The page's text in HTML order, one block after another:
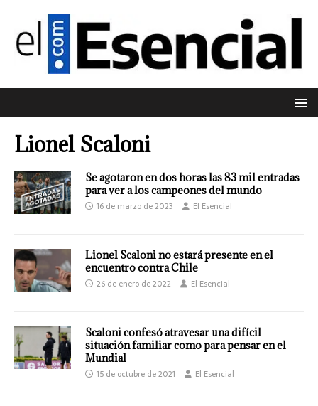
Lionel Scaloni
Se agotaron en dos horas las 83 mil entradas
para ver a los campeones del mundo
16 de marzo de 2023 El Esencial
Lionel Scaloni no estará presente en el
encuentro contra Chile
26 de enero de 2022 El Esencial
Scaloni confesó atravesar una difícil
situación familiar como para pensar en el
Mundial
15 de octubre de 2021 El Esencial